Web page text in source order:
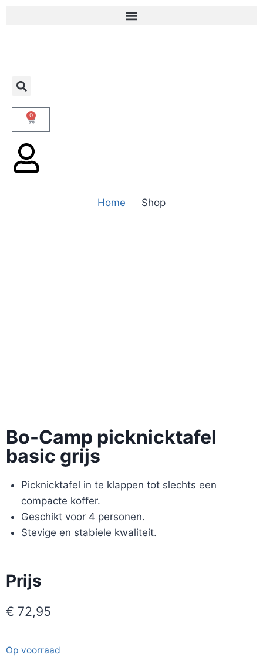
0
Home Shop
Bo-Camp picknicktafel
basic grijs
Picknicktafel in te klappen tot slechts een
compacte koffer.
Geschikt voor 4 personen.
Stevige en stabiele kwaliteit.
Prijs
€ 72,95
Op voorraad